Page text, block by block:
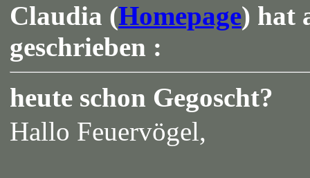
Claudia (Homepage) hat
geschrieben :
heute schon Gegoscht?
Hallo Feuervögel,